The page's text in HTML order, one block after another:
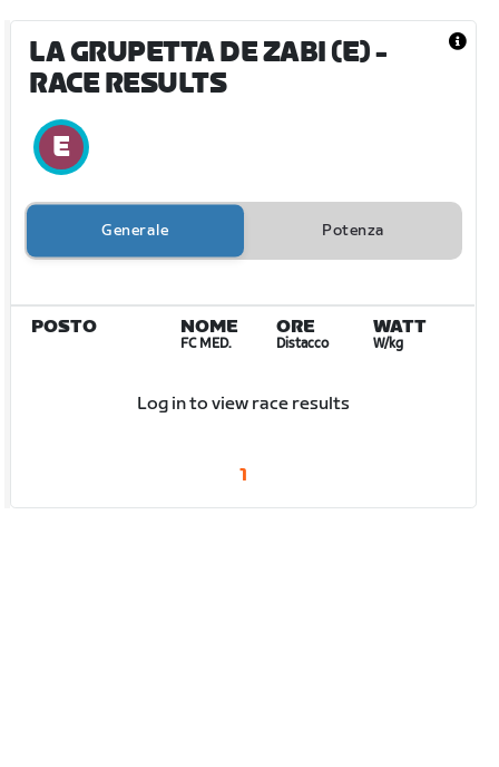
LA GRUPETTA DE ZABI (E)-
RACE RESULTS
Generale Potenza
POSTO NOME
FC MED.
ORE
Distacco
WATT
W/kg
Log in to view race results
1